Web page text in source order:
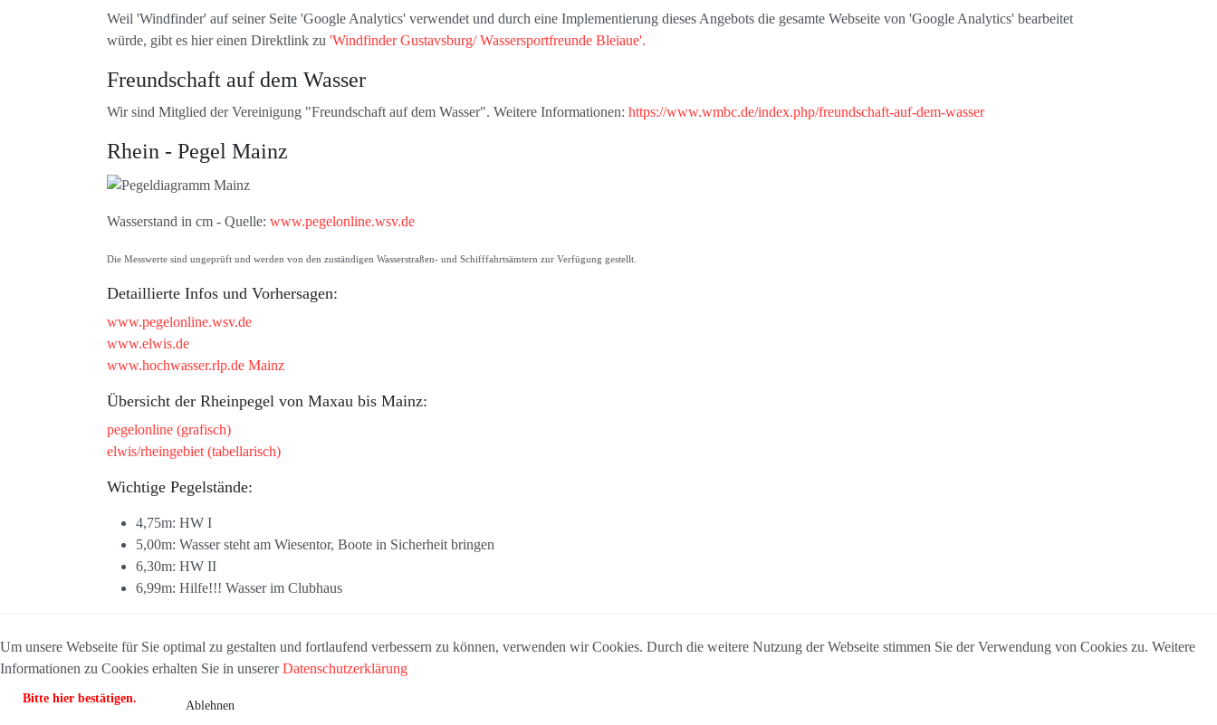
Weil 'Windfinder' auf seiner Seite 'Google Analytics' verwendet und durch eine Implementierung dieses Angebots die gesamte Webseite von 'Google Analytics' bearbeitet
würde, gibt es hier einen Direktlink zu 'Windfinder Gustavsburg/ Wassersportfreunde Bleiaue'.
Freundschaft auf dem Wasser
Wir sind Mitglied der Vereinigung "Freundschaft auf dem Wasser". Weitere Informationen: https://www.wmbc.de/index.php/freundschaft-auf-dem-wasser
Rhein - Pegel Mainz
Wasserstand in cm - Quelle: www.pegelonline.wsv.de
Die Messwerte sind ungeprüft und werden von den zuständigen Wasserstraßen- und Schifffahrtsämtern zur Verfügung gestellt.
Detaillierte Infos und Vorhersagen:
www.pegelonline.wsv.de
www.elwis.de
www.hochwasser.rlp.de Mainz
Übersicht der Rheinpegel von Maxau bis Mainz:
pegelonline (grafisch)
elwis/rheingebiet (tabellarisch)
Wichtige Pegelstände:
4,75m: HW I
5,00m: Wasser steht am Wiesentor, Boote in Sicherheit bringen
6,30m: HW II
6,99m: Hilfe!!! Wasser im Clubhaus
Um unsere Webseite für Sie optimal zu gestalten und fortlaufend verbessern zu können, verwenden wir Cookies. Durch die weitere Nutzung der Webseite stimmen Sie der Verwendung von Cookies zu. Weitere
Informationen zu Cookies erhalten Sie in unsererDatenschutzerklärung
Bitte hier bestätigen.
Ablehnen